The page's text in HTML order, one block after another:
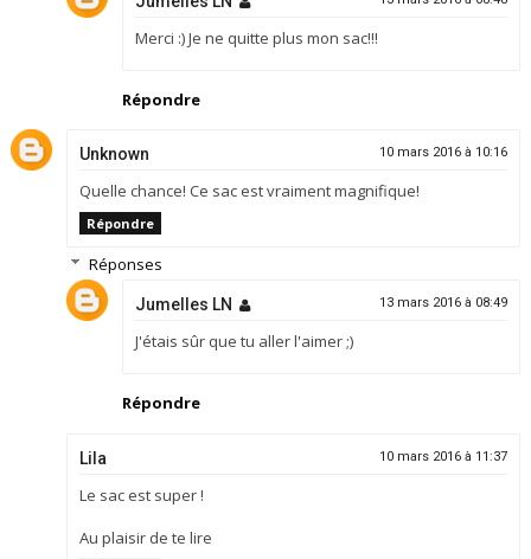
Merci :) Je ne quitte plus mon sac!!!
Répondre
Unknown 10 mars 2016 à 10:16
Quelle chance! Ce sac est vraiment magnifique!
Répondre
Réponses
Jumelles LN 13 mars 2016 à 08:49
J'étais sûr que tu aller l'aimer ;)
Répondre
Lila 10 mars 2016 à 11:37
Le sac est super !
Au plaisir de te lire